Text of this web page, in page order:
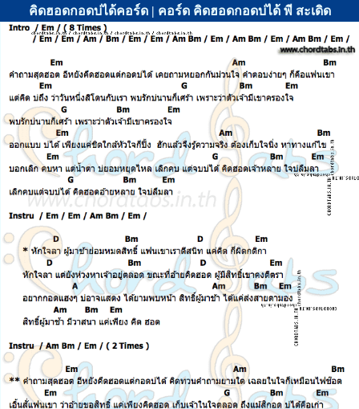
คิดฮอดกอดบ่ได้คอร์ด | คอร์ด คิดฮอดกอดบ่ได้ พี สะเดิด